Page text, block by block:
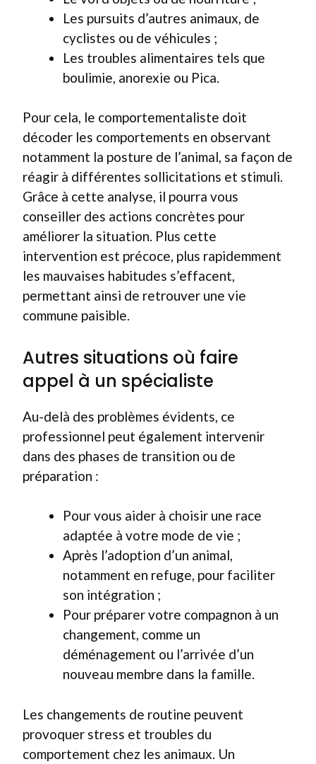
Les pursuits d’autres animaux, de
cyclistes ou de véhicules ;
Les troubles alimentaires tels que
boulimie, anorexie ou Pica.
Pour cela, le comportementaliste doit
décoder les comportements en observant
notamment la posture de l’animal, sa façon de
réagir à différentes sollicitations et stimuli.
Grâce à cette analyse, il pourra vous
conseiller des actions concrètes pour
améliorer la situation. Plus cette
intervention est précoce, plus rapidemment
les mauvaises habitudes s’effacent,
permettant ainsi de retrouver une vie
commune paisible.
Autres situations où faire
appel à un spécialiste
Au-delà des problèmes évidents, ce
professionnel peut également intervenir
dans des phases de transition ou de
préparation :
Pour vous aider à choisir une race
adaptée à votre mode de vie ;
Après l’adoption d’un animal,
notamment en refuge, pour faciliter
son intégration ;
Pour préparer votre compagnon à un
changement, comme un
déménagement ou l’arrivée d’un
nouveau membre dans la famille.
Les changements de routine peuvent
provoquer stress et troubles du
comportement chez les animaux. Un